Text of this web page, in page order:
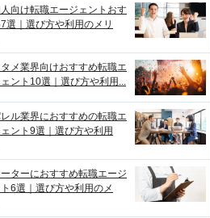
向け転職エージェントおす
選｜選び方や利用のメリ
メ業界向けおすすめ転職エ
ント10選｜選び方や利用...
ル業界におすすめの転職エ
ント9選｜選び方や利用
ターにおすすめ転職エージ
ト6選｜選び方や利用のメ